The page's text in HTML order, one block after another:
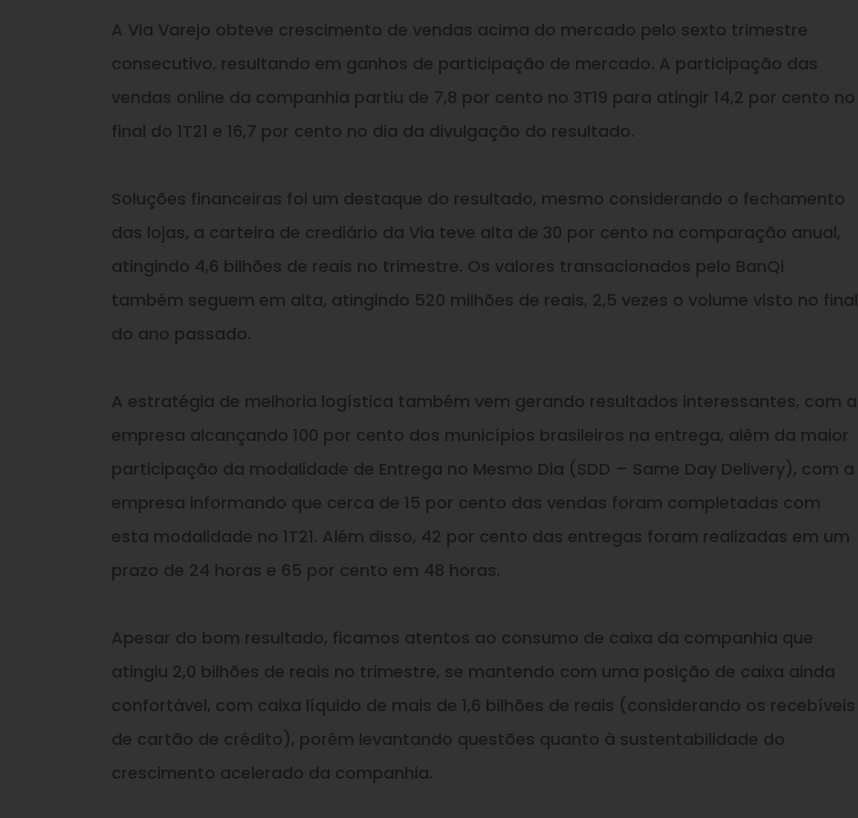
A Via Varejo obteve crescimento de vendas acima do mercado pelo sexto trimestre
consecutivo, resultando em ganhos de participação de mercado. A participação das
vendas online da companhia partiu de 7,8 por cento no 3T19 para atingir 14,2 por cento no
final do 1T21 e 16,7 por cento no dia da divulgação do resultado.
Soluções financeiras foi um destaque do resultado, mesmo considerando o fechamento
das lojas, a carteira de crediário da Via teve alta de 30 por cento na comparação anual,
atingindo 4,6 bilhões de reais no trimestre. Os valores transacionados pelo BanQi
também seguem em alta, atingindo 520 milhões de reais, 2,5 vezes o volume visto no final
do ano passado.
A estratégia de melhoria logística também vem gerando resultados interessantes, com a
empresa alcançando 100 por cento dos municípios brasileiros na entrega, além da maior
participação da modalidade de Entrega no Mesmo Dia (SDD – Same Day Delivery), com a
empresa informando que cerca de 15 por cento das vendas foram completadas com
esta modalidade no 1T21. Além disso, 42 por cento das entregas foram realizadas em um
prazo de 24 horas e 65 por cento em 48 horas.
Apesar do bom resultado, ficamos atentos ao consumo de caixa da companhia que
atingiu 2,0 bilhões de reais no trimestre, se mantendo com uma posição de caixa ainda
confortável, com caixa líquido de mais de 1,6 bilhões de reais (considerando os recebíveis
de cartão de crédito), porém levantando questões quanto à sustentabilidade do
crescimento acelerado da companhia.